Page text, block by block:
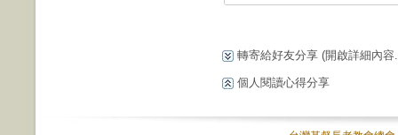
轉寄給好友分享 (開啟詳細內容
個人閱讀心得分享